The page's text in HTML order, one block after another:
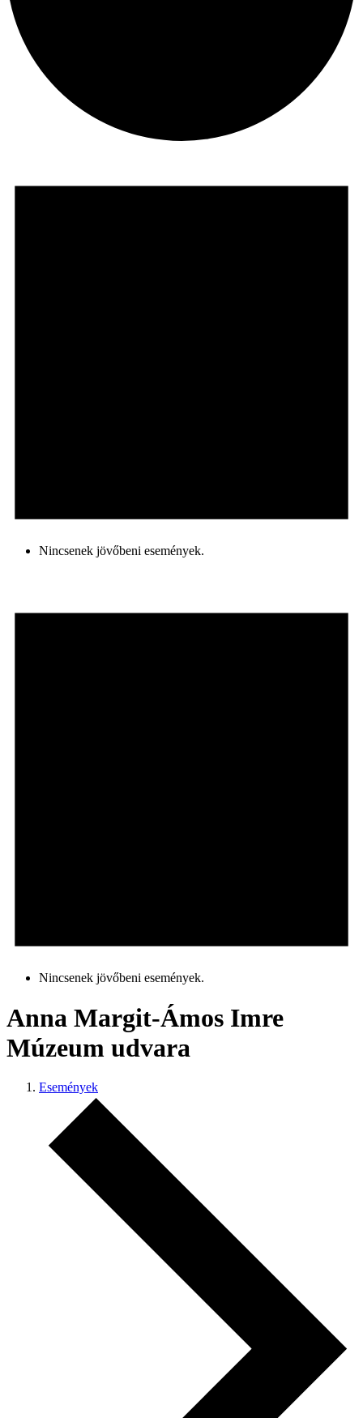
Nincsenek jövőbeni események.
Nincsenek jövőbeni események.
Anna Margit-Ámos Imre
Múzeum udvara
Események